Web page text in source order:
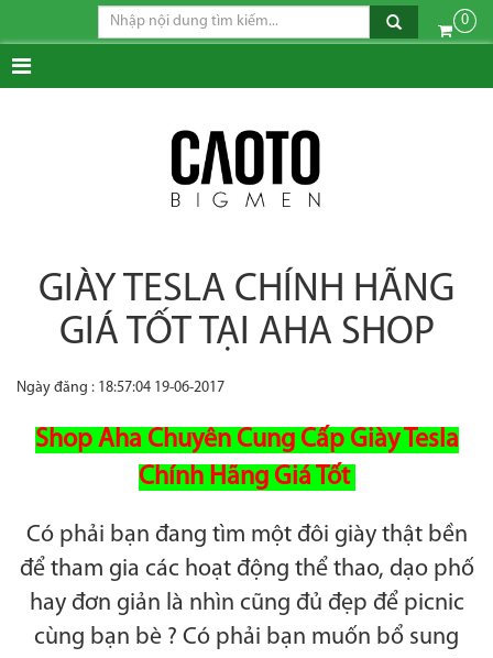
0
GIÀY TESLA CHÍNH HÃNG
GIÁ TỐT TẠI AHA SHOP
Ngày đăng : 18:57:04 19-06-2017
Shop Aha Chuyên Cung Cấp Giày Tesla
Chính Hãng Giá Tốt
Có phải bạn đang tìm một đôi giày thật bền
để tham gia các hoạt động thể thao, dạo phố
hay đơn giản là nhìn cũng đủ đẹp để picnic
cùng bạn bè ? Có phải bạn muốn bổ sung